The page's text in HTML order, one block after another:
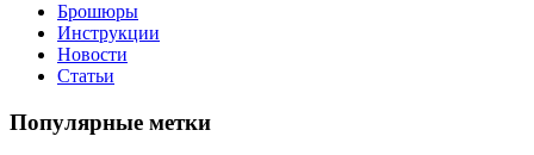
Брошюры
Инструкции
Новости
Статьи
Популярные метки